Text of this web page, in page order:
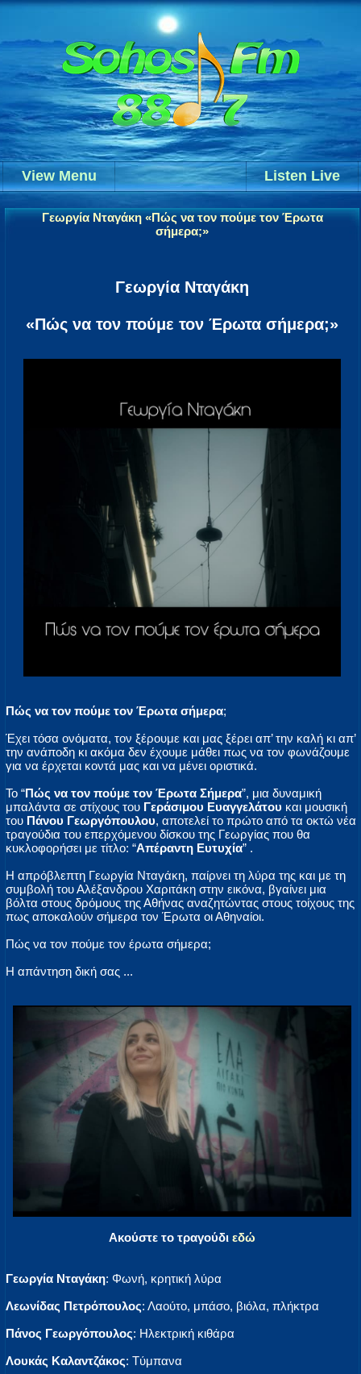
Listen Live
View Menu
Γεωργία Νταγάκη «Πώς να τον πούμε τον Έρωτα
σήμερα;»
Γεωργία Νταγάκη
«Πώς να τον πούμε τον Έρωτα σήμερα;»
Πώς να τον πούμε τον Έρωτα σήμερα;
Έχει τόσα ονόματα, τον ξέρουμε και μας ξέρει απ’ την καλή κι απ’
την ανάποδη κι ακόμα δεν έχουμε μάθει πως να τον φωνάζουμε
για να έρχεται κοντά μας και να μένει οριστικά.
Το “Πώς να τον πούμε τον Έρωτα Σήμερα”, μια δυναμική
μπαλάντα σε στίχους του Γεράσιμου Ευαγγελάτου και μουσική
του Πάνου Γεωργόπουλου, αποτελεί το πρώτο από τα οκτώ νέα
τραγούδια του επερχόμενου δίσκου της Γεωργίας που θα
κυκλοφορήσει με τίτλο: “Απέραντη Ευτυχία” .
Η απρόβλεπτη Γεωργία Νταγάκη, παίρνει τη λύρα της και με τη
συμβολή του Αλέξανδρου Χαριτάκη στην εικόνα, βγαίνει μια
βόλτα στους δρόμους της Αθήνας αναζητώντας στους τοίχους της
πως αποκαλούν σήμερα τον Έρωτα οι Αθηναίοι.
Πώς να τον πούμε τον έρωτα σήμερα;
Η απάντηση δική σας ...
Ακούστε το τραγούδι εδώ
Γεωργία Νταγάκη: Φωνή, κρητική λύρα
Λεωνίδας Πετρόπουλος: Λαούτο, μπάσο, βιόλα, πλήκτρα
Πάνος Γεωργόπουλος: Ηλεκτρική κιθάρα
Λουκάς Καλαντζάκος: Tύμπανα